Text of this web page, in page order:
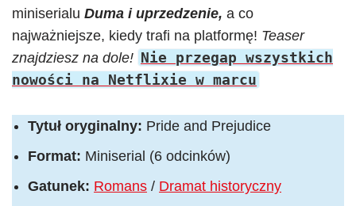
miniserialu Duma i uprzedzenie, a co
najważniejsze, kiedy trafi na platformę! Teaser
znajdziesz na dole! Nie przegap wszystkich
nowości na Netflixie w marcu
Tytuł oryginalny: Pride and Prejudice
Format: Miniserial (6 odcinków)
Gatunek: Romans / Dramat historyczny